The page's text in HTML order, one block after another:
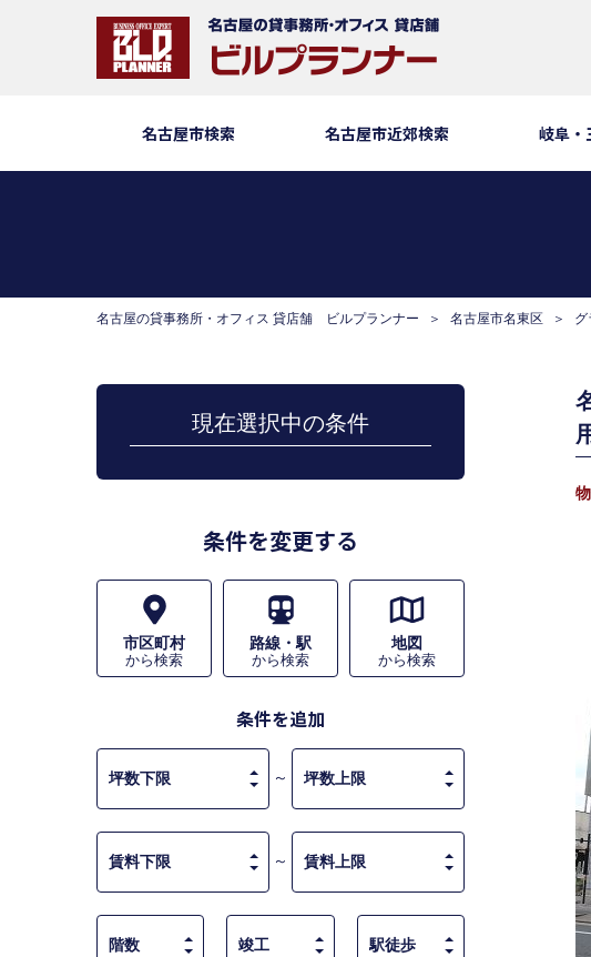
名古屋市検索 名古屋市近郊検索 岐阜・
名古屋の貸事務所・オフィス 貸店舗 ビルプランナー 名古屋市名東区 グ
現在選択中の条件
条件を変更する
市区町村
から検索
路線・駅
から検索
地図
から検索
条件を追加
～
～